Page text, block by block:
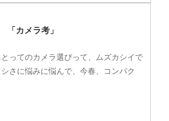
「カメラ考」
ってのカメラ選びって、ムズカシイで
さに悩みに悩んで、今春、コンパク